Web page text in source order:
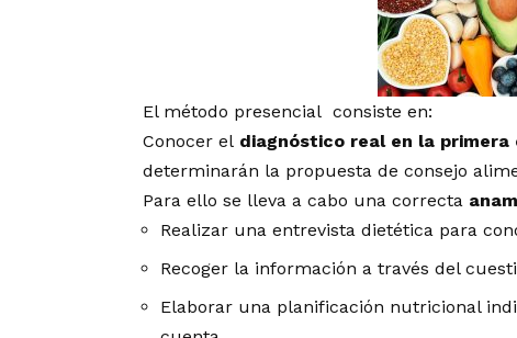
El método presencial consiste en:
Conocer el diagnóstico real en la primera
determinarán la propuesta de consejo
Para ello se lleva a cabo una correcta
Realizar una entrevista dietética para
Recoger la información a través del
Elaborar una planificación nutricional